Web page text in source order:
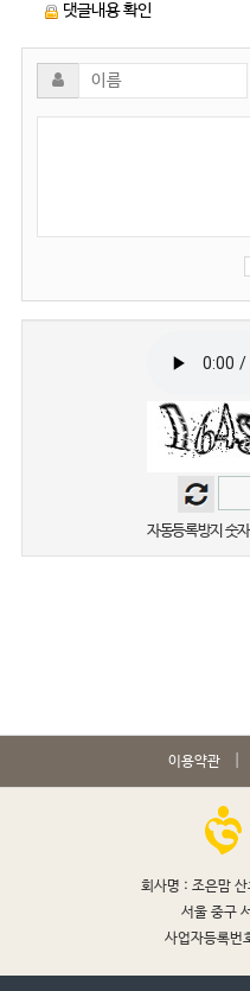
댓글내용 확인
자동등록방지 숫
이용약관
회사명 : 조은맘 산
서울 중구
사업자등록